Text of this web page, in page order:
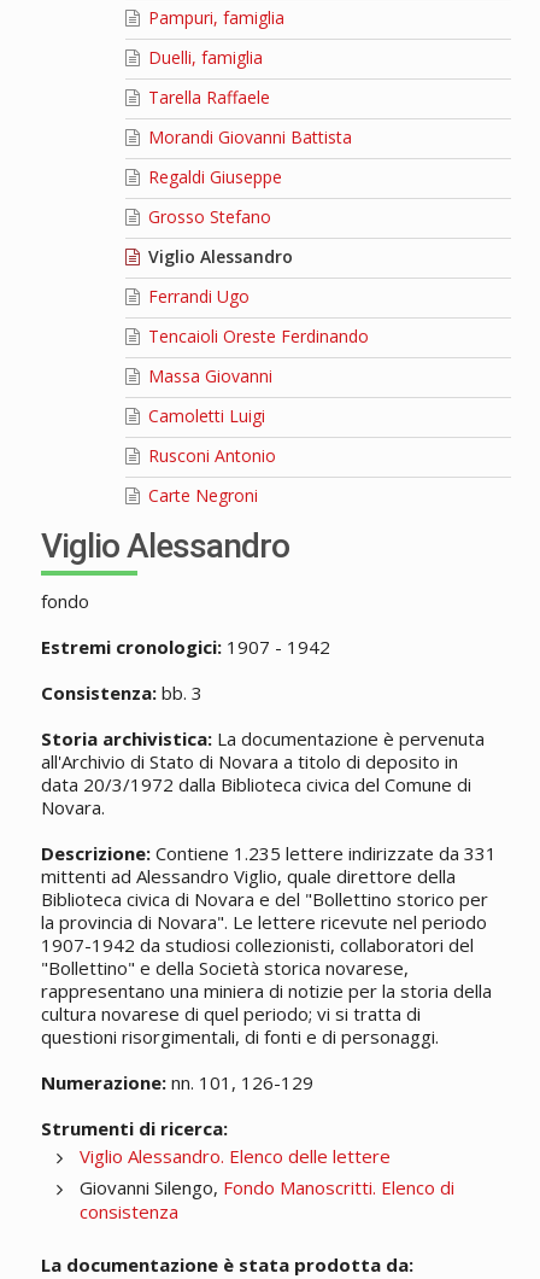
Pampuri, famiglia
Duelli, famiglia
Tarella Raffaele
Morandi Giovanni Battista
Regaldi Giuseppe
Grosso Stefano
Viglio Alessandro
Ferrandi Ugo
Tencaioli Oreste Ferdinando
Massa Giovanni
Camoletti Luigi
Rusconi Antonio
Carte Negroni
Viglio Alessandro
fondo
Estremi cronologici:1907 - 1942
Consistenza:bb. 3
Storia archivistica:La documentazione è pervenuta
all'Archivio di Stato di Novara a titolo di deposito in
data 20/3/1972 dalla Biblioteca civica del Comune di
Novara.
Descrizione:Contiene 1.235 lettere indirizzate da 331
mittenti ad Alessandro Viglio, quale direttore della
Biblioteca civica di Novara e del "Bollettino storico per
la provincia di Novara". Le lettere ricevute nel periodo
1907-1942 da studiosi collezionisti, collaboratori del
"Bollettino" e della Società storica novarese,
rappresentano una miniera di notizie per la storia della
cultura novarese di quel periodo; vi si tratta di
questioni risorgimentali, di fonti e di personaggi.
Numerazione:nn. 101, 126-129
Strumenti di ricerca:
Viglio Alessandro. Elenco delle lettere
Giovanni Silengo, Fondo Manoscritti. Elenco di
consistenza
La documentazione è stata prodotta da: